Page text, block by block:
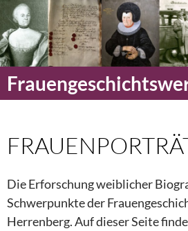
Zum
Inhalt
springen
Suchen
Die Erforschung weiblicher
Schwerpunkte der
Herrenberg. Auf dieser Seite